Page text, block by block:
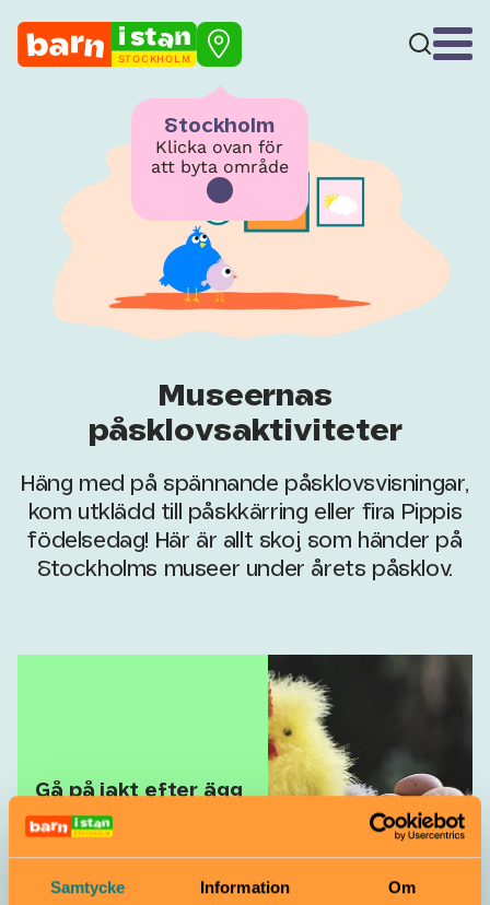
Samtycke Information Om
STOCKHOLM
Stockholm
Klicka ovan för
att byta område
Museernas
påsklovsaktiviteter
Häng med på spännande påsklovsvisningar,
kom utklädd till påskkärring eller fira Pippis
födelsedag! Här är allt skoj som händer på
Stockholms museer under årets påsklov.
Gå på jakt efter ägg
och annat
spännande under
lovet!